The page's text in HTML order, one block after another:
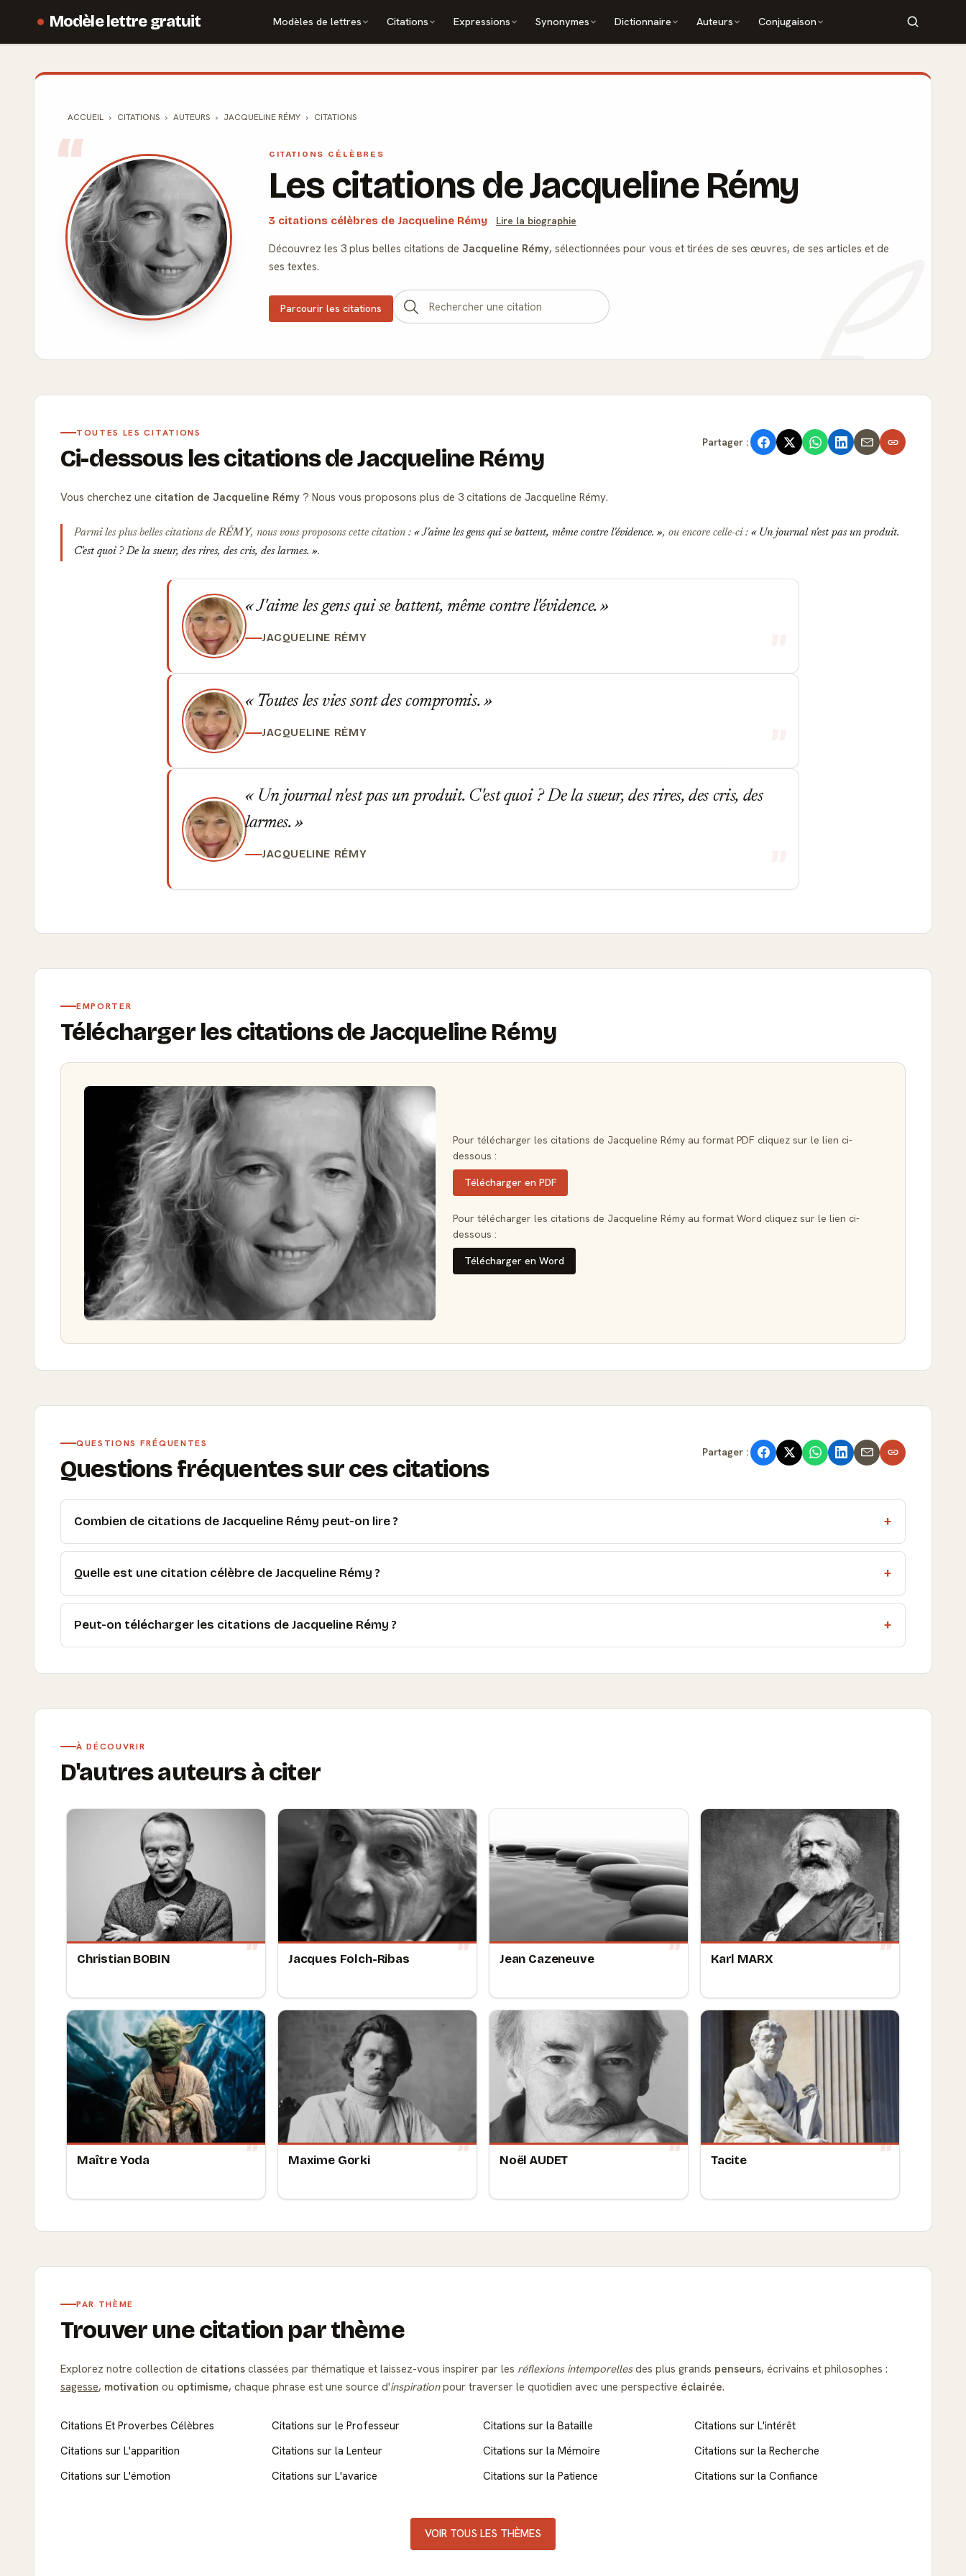
Modèle lettre gratuit Modèles de lettres Citations Expressions Synonymes Dictionnaire Auteurs Conjugaison
ACCUEIL CITATIONS AUTEURS JACQUELINE RÉMY CITATIONS
CITATIONS CÉLÈBRES
Les citations de Jacqueline Rémy
3 citations célèbres de Jacqueline Rémy Lire la biographie
Découvrez les 3 plus belles citations de Jacqueline Rémy, sélectionnées pour vous et tirées de ses œuvres, de ses articles et de
ses textes.
Parcourir les citations
TOUTES LES CITATIONS
Ci-dessous les citations de Jacqueline Rémy
Partager :
Vous cherchez une citation de Jacqueline Rémy ? Nous vous proposons plus de 3 citations de Jacqueline Rémy.
Parmi les plus belles citations de RÉMY, nous vous proposons cette citation : J'aime les gens qui se battent, même contre l'évidence. , ou encore celle-ci :
Un journal n'est pas un produit.
C'est quoi ? De la sueur, des rires, des cris, des larmes.
.
J'aime les gens qui se battent, même contre l'évidence.
JACQUELINE RÉMY
Toutes les vies sont des compromis.
JACQUELINE RÉMY
Un journal n'est pas un produit. C'est quoi ? De la sueur, des rires, des cris, des
larmes.
JACQUELINE RÉMY
EMPORTER
Télécharger les citations de Jacqueline Rémy
Pour télécharger les citations de Jacqueline Rémy au format PDF cliquez sur le lien ci-
dessous :
Télécharger en PDF
Pour télécharger les citations de Jacqueline Rémy au format Word cliquez sur le lien ci-
dessous :
Télécharger en Word
QUESTIONS FRÉQUENTES
Questions fréquentes sur ces citations
Partager :
Combien de citations de Jacqueline Rémy peut-on lire ?
Quelle est une citation célèbre de Jacqueline Rémy ?
Peut-on télécharger les citations de Jacqueline Rémy ?
À DÉCOUVRIR
D'autres auteurs à citer
Christian BOBIN Jacques Folch-Ribas Jean Cazeneuve Karl MARX
Maître Yoda Maxime Gorki Noël AUDET Tacite
PAR THÈME
Trouver une citation par thème
Explorez notre collection de citations classées par thématique et laissez-vous inspirer par les réflexions intemporellesdes plus grands penseurs, écrivains et philosophes :
sagesse, motivation ou optimisme, chaque phrase est une source d'inspirationpour traverser le quotidien avec une perspective éclairée.
Citations Et Proverbes Célèbres Citations sur le Professeur Citations sur la Bataille
Citations sur L'intérêt
Citations sur L'apparition
Citations sur la Lenteur Citations sur la Mémoire
Citations sur la Recherche
Citations sur L'émotion
Citations sur L'avarice Citations sur la Patience Citations sur la Confiance
VOIR TOUS LES THÈMES